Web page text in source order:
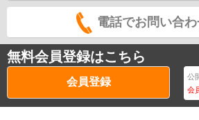
電話でお問い合
無料会員登録はこちら
会員登録 公
会